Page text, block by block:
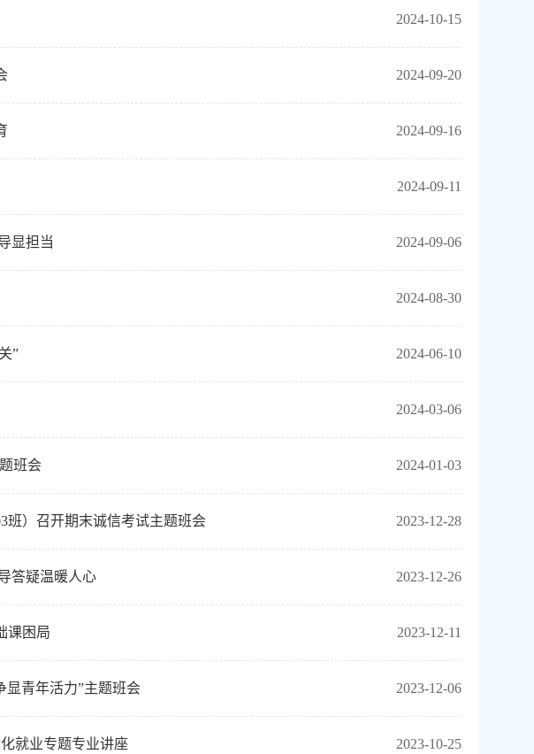
2024-10-15
2024-09-20
2024-09-16
2024-09-11
2024-09-06
显担当
2024-08-30
2024-06-10
”
2024-03-06
2024-01-03
班会
2023-12-28
班）召开期末诚信考试主题班会
2023-12-26
答疑温暖人心
2023-12-11
课困局
2023-12-06
显青年活力”主题班会
2023-10-25
就业专题专业讲座